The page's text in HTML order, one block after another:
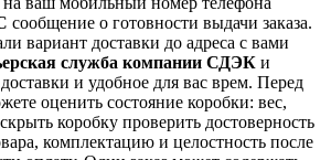
сообщение о готовности выдачи заказа.
вариант доставки до адреса с вами
служба компании СДЭК и
и удобное для вас врем. Перед
оценить состояние коробки: вес,
коробку проверить достоверность
комплектацию и целостность после